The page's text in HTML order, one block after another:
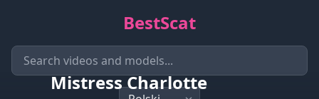
BestScat
Mistress Charlotte